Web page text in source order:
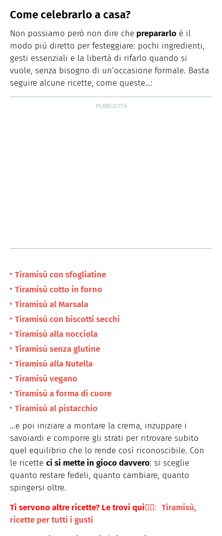
Come celebrarlo a casa?
Non possiamo però non dire che prepararlo è il
modo più diretto per festeggiare: pochi ingredienti,
gesti essenziali e la libertà di rifarlo quando si
vuole, senza bisogno di un’occasione formale. Basta
seguire alcune ricette, come queste…:
Tiramisù con sfogliatine
Tiramisù cotto in forno
Tiramisù al Marsala
Tiramisù con biscotti secchi
Tiramisù alla nocciola
Tiramisù senza glutine
Tiramisù alla Nutella
Tiramisù vegano
Tiramisù a forma di cuore
Tiramisù al pistacchio
…e poi iniziare a montare la crema, inzuppare i
savoiardi e comporre gli strati per ritrovare subito
quel equilibrio che lo rende così riconoscibile. Con
le ricette ci si mette in gioco davvero: si sceglie
quanto restare fedeli, quanto cambiare, quanto
spingersi oltre.
Ti servono altre ricette? Le trovi qui👉🏻: Tiramisù,
ricette per tutti i gusti